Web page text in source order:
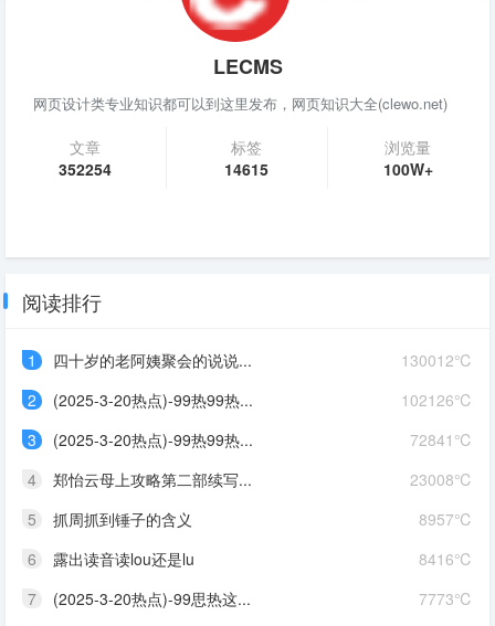
LECMS
网页设计类专业知识都可以到这里发布，网页知识大全(clewo.net)
文章
352254
标签
14615
浏览量
100W+
阅读排行
130012℃
1
四十岁的老阿姨聚会的说说...
102126℃
2
(2025-3-20热点)-99热99热...
72841℃
3
(2025-3-20热点)-99热99热...
23008℃
4
郑怡云母上攻略第二部续写...
8957℃
5
抓周抓到锤子的含义
8416℃
6
露出读音读lou还是lu
7773℃
7
(2025-3-20热点)-99思热这...